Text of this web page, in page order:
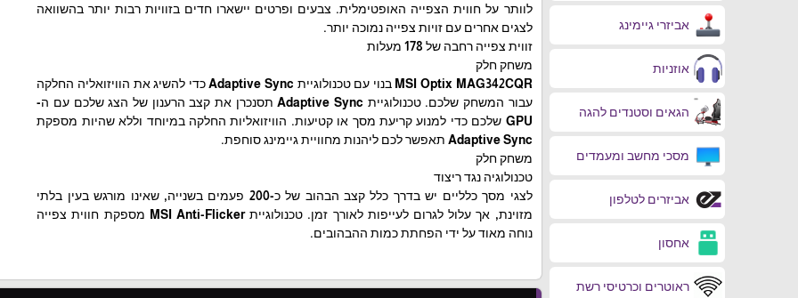
אביזרי גיימינג
אוזניות
הגאים וסטנדים להגה
מסכי מחשב ומעמדים
אביזרים לטלפון
אחסון
ראוטרים וכרטיסי רשת
לוותר על חווית הצפייה האופטימלית. צבעים ופרטים יישארו חדים בזוויות רבות יותר בהשוואה
לצגים אחרים עם זויות צפייה נמוכה יותר.
זווית צפייה רחבה של 178 מעלות
משחק חלק
MSI Optix MAG342CQR בנוי עם טכנולוגיית Adaptive Sync כדי להשיג את הוויזואליה החלקה
עבור המשחק שלכם. טכנולוגיית Adaptive Sync תסנכרן את קצב הרענון של הצג שלכם עם ה-
GPU שלכם כדי למנוע קריעת מסך או קטיעות. הוויזואליות החלקה במיוחד וללא שהיות מספקת
Adaptive Sync תאפשר לכם ליהנות מחוויית גיימינג סוחפת.
משחק חלק
טכנולוגיה נגד ריצוד
לצגי מסך כלליים יש בדרך כלל קצב הבהוב של כ-200 פעמים בשנייה, שאינו מורגש בעין בלתי
מזוינת, אך עלול לגרום לעייפות לאורך זמן. טכנולוגיית MSI Anti-Flicker מספקת חווית צפייה
נוחה מאוד על ידי הפחתת כמות ההבהובים.